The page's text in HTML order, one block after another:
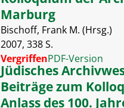
Marburg
Bischoff, Frank M. (Hrsg.)
2007, 338 S.
VergriffenPDF-Version
Jüdisches
Beiträge zum
Anlass des 100.